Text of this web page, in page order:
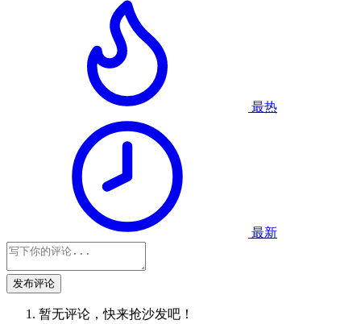
最热
最新
发布评论
暂无评论，快来抢沙发吧！